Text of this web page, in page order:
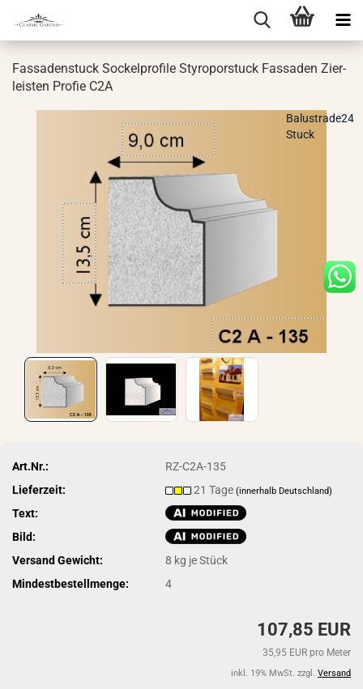
Fas­sa­den­stuck So­ckel­pro­fi­le Sty­ro­por­stuck Fas­sa­den Zier­
leis­ten Pro­fie C2A
Balustrade24
Stuck
Art.Nr.:
RZ-C2A-135
Lieferzeit:
21 Tage(innerhalb Deutschland)
Text:
Bild:
Versand Gewicht:
8 kg je Stück
Mindestbestellmenge:
4
107,85 EUR
35,95 EUR pro Meter
inkl. 19% MwSt. zzgl. Versand